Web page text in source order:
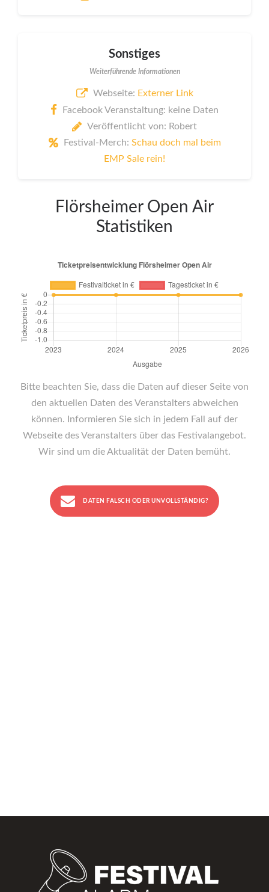
Sonstiges
Weiterführende Informationen
Webseite: Externer Link
Facebook Veranstaltung: keine Daten
Veröffentlicht von: Robert
Festival-Merch: Schau doch mal beim
EMP Sale rein!
Flörsheimer Open Air
Statistiken
Bitte beachten Sie, dass die Daten auf dieser Seite von
den aktuellen Daten des Veranstalters abweichen
können. Informieren Sie sich in jedem Fall auf der
Webseite des Veranstalters über das Festivalangebot.
Wir sind um die Aktualität der Daten bemüht.
DATEN FALSCH ODER UNVOLLSTÄNDIG?